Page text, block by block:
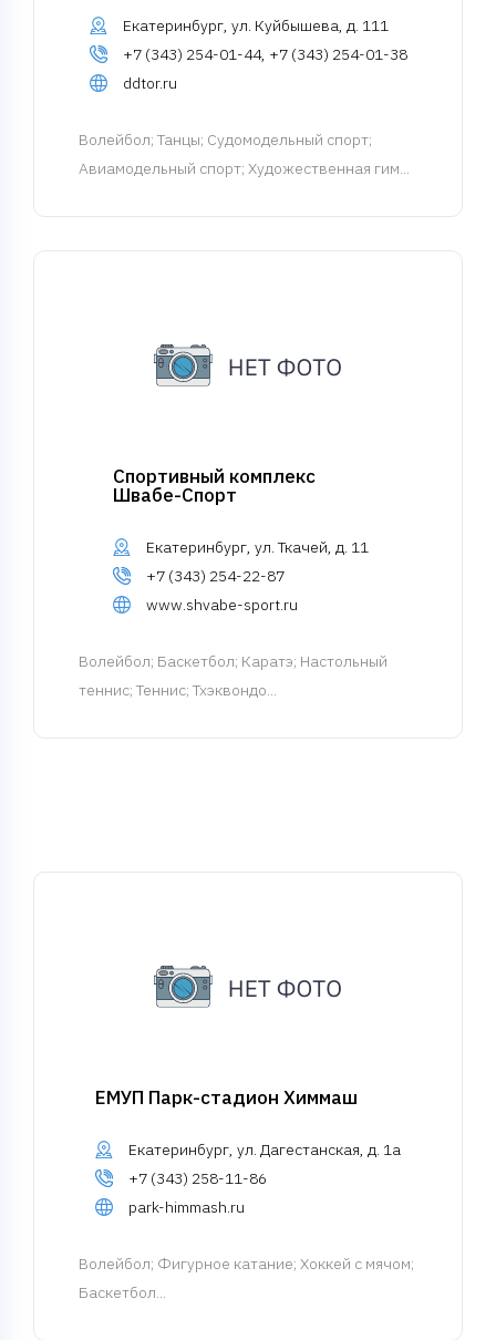
Екатеринбург, ул. Куйбышева, д. 111
+7 (343) 254-01-44, +7 (343) 254-01-38
ddtor.ru
Волейбол; Танцы; Судомодельный спорт;
Авиамодельный спорт; Художественная гим...
Спортивный комплекс
Швабе-Спорт
Екатеринбург, ул. Ткачей, д. 11
+7 (343) 254-22-87
www.shvabe-sport.ru
Волейбол; Баскетбол; Каратэ; Настольный
теннис; Теннис; Тхэквондо...
ЕМУП Парк-стадион Химмаш
Екатеринбург, ул. Дагестанская, д. 1а
+7 (343) 258-11-86
park-himmash.ru
Волейбол; Фигурное катание; Хоккей с мячом;
Баскетбол...